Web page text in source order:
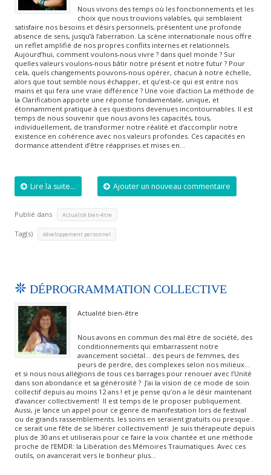
Nous vivons des temps où les fonctionnements et les
choix que nous trouvions valables, qui semblaient
satisfaire nos besoins et désirs personnels, présentent une profonde
absence de sens, jusqu’à l’aberration. La scène internationale nous offre
un reflet amplifié de nos propres conflits internes et relationnels.
Aujourd’hui, comment voulons-nous vivre ? dans quel monde ? Sur
quelles valeurs voulons-nous bâtir notre présent et notre futur ? Pour
cela, quels changements pouvons-nous opérer, chacun à notre échelle,
alors que tout semble nous échapper, et qu’est-ce qui est entre nos
mains et qui fera une vraie différence ? Une voie d’action La méthode de
la Clarification apporte une réponse fondamentale, unique, et
étonnamment pratique à ces questions devenues incontournables. Il est
temps de nous souvenir que nous avons les capacités, tous,
individuellement, de transformer notre réalité et d’accomplir notre
existence en cohérence avec nos valeurs profondes. Ces capacités en
dormance attendent d’être réapprises et mises en…
Lire la suite... Ajouter un nouveau commentaire
Publié dans Actualité bien-être
Tag(s) développement personnel
DÉPROGRAMMATION COLLECTIVE
Actualité bien-être
Nous avons en commun des mal être de société, des
conditionnements qui embarrassent notre
avancement sociétal… des peurs de femmes, des
peurs de perdre, des complexes selon nos milieux…
et si nous nous allégions de tous ces barrages pour renouer avec l’Unité
dans son abondance et sa générosité ? J’ai la vision de ce mode de soin
collectif depuis au moins 12 ans ! et je pense qu’on a le désir maintenant
d’avancer collectivement! Il est temps de le proposer publiquement.
Aussi, je lance un appel pour ce genre de manifestation lors de festival
ou de grands rassemblements. les soins en seraient gratuits ou presque .
ce serait une fête de se libérer collectivement! Je suis thérapeute depuis
plus de 30 ans et utiliserais pour ce faire la voix chantée et une méthode
proche de l’EMDR: la Libération des Mémoires Traumatiques. Avec ces
outils, on avancerait vers le bonheur plus…